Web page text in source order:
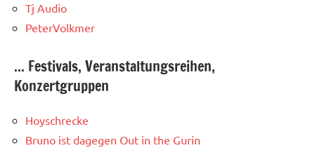
Tj Audio
PeterVolkmer
... Festivals, Veranstaltungsreihen,
Konzertgruppen
Hoyschrecke
Bruno ist dagegen Out in the Gurin